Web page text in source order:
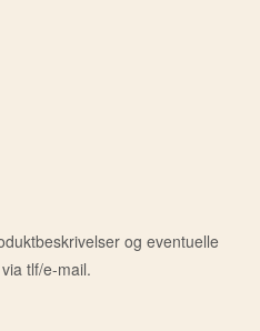
og eventuelle
via tlf/e-mail.